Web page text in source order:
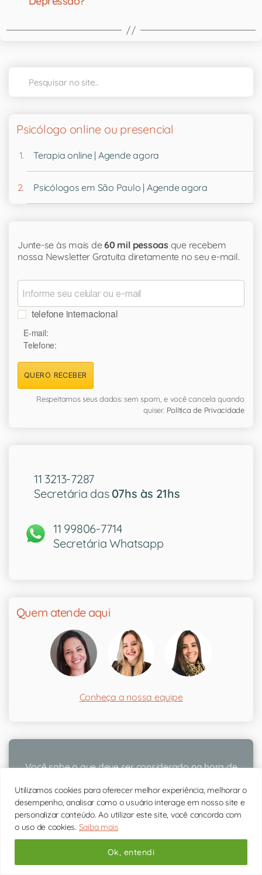
Utilizamos cookies para oferecer melhor experiência, melhorar o
desempenho, analisar como o usuário interage em nosso site e
personalizar conteúdo. Ao utilizar este site, você concorda com
o uso de cookies. Saiba mais
Ok, entendi
Psicólogo online ou presencial
Terapia online | Agende agora
Psicólogos em São Paulo | Agende agora
Junte-se às mais de60 mil pessoas que recebem
nossa Newsletter Gratuita diretamente no seu e-mail.
telefone internacional
E-mail:
Telefone:
QUERO RECEBER
Respeitamos seus dados: sem spam, e você cancela quando
quiser. Política de Privacidade
11 3213-7287
Secretária das 07hs às 21hs
11 99806-7714
Secretária Whatsapp
Quem atende aqui
Conheça a nossa equipe
Você sabe o que deve ser considerado na hora de
O psicólogo ideal